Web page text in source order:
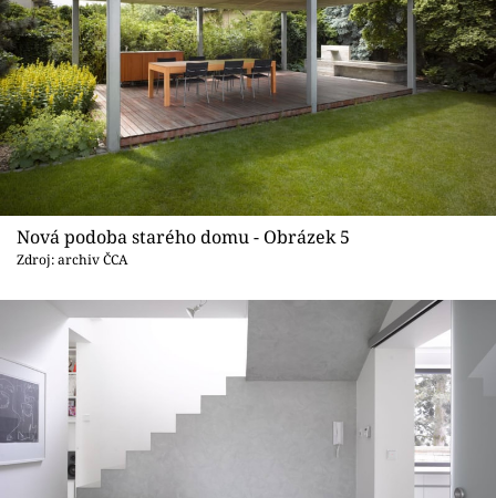
Nová podoba starého domu - Obrázek 5
Zdroj: archiv ČCA